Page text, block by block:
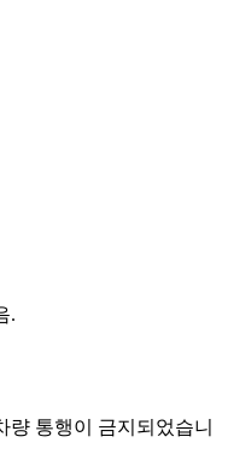
.
량 통행이 금지되었습니